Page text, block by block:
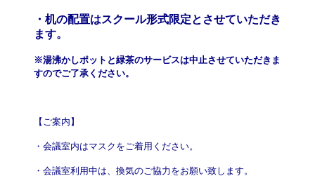
・机の配置はスクール形式限定とさせていただき
ます。
※湯沸かしポットと緑茶のサービスは中止させていただきま
すのでご了承ください。
【ご案内】
・会議室内はマスクをご着用ください。
・会議室利用中は、換気のご協力をお願い致します。